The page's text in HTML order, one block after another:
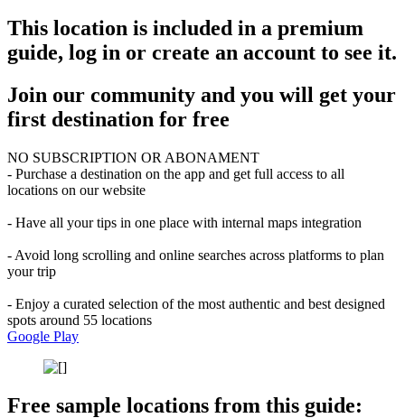
This location is included in a premium
guide, log in or create an account to see it.
Join our community and you will get your
first destination for free
NO SUBSCRIPTION OR ABONAMENT
- Purchase a destination on the app and get full access to all
locations on our website
- Have all your tips in one place with internal maps integration
- Avoid long scrolling and online searches across platforms to plan
your trip
- Enjoy a curated selection of the most authentic and best designed
spots around 55 locations
Google Play
Free sample locations from this guide: